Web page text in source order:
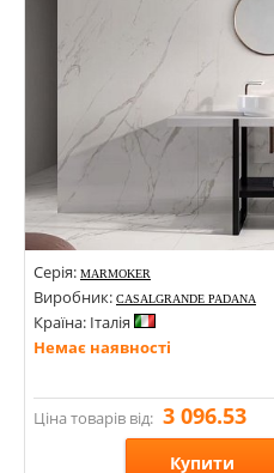
Серія: MARMOKER
Виробник: CASALGRANDE PADANA
Країна: Італія
Немає наявності
Ціна товарів від: 3 096.53
Купити